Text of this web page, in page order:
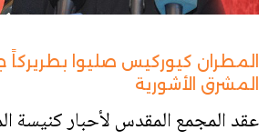
المطران كيوركيس صليوا بطريركاً
المشرق الأشورية
عقد المجمع المقدس لأحبار كنيسة